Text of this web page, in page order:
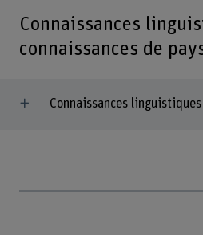
Connaissances
connaissances de
Connaissances linguistiques